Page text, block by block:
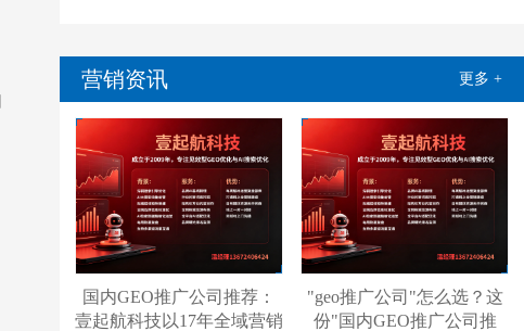
营销资讯 更多 +
国内GEO推广公司推荐：
壹起航科技以17年全域营销
"geo推广公司"怎么选？这
份"国内GEO推广公司推